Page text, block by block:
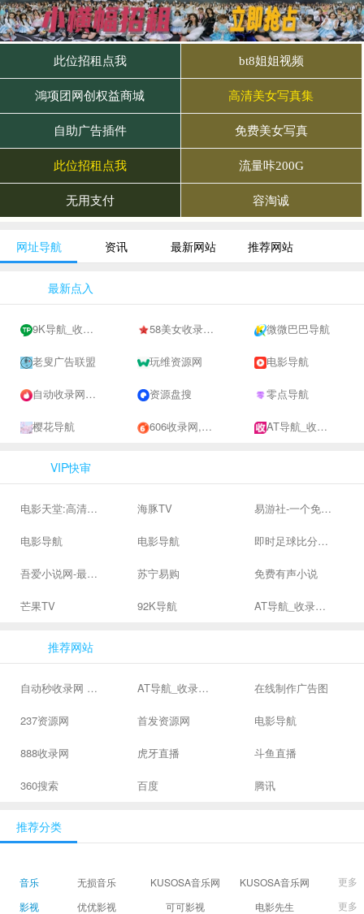
网址导航 资讯 最新网站 推荐网站
最新点入
9K导航_收录网-网址收录-网址导航-收录网站-自助广告系统 58美女收录网-自动收录网站-流量交换-自动链 微微巴巴导航
老叟广告联盟 玩维资源网 电影导航
自动收录网 - 自动秒收录-网站收录-收录网站-网址收录-秒收录 资源盘搜 零点导航
樱花导航 606收录网,免费自动秒收录网址,提供自动收录,网站导航大全源码,自动链,友情链接交换。 AT导航_收录网_免费收录网站_自动收录网_秒收录
VIP快审
电影天堂:高清电影下载,高品质生活 海豚TV 易游社-一个免费二次元游戏分享社区
电影导航 电影导航 即时足球比分直播-精准赛程赛果及角球数查询 | 让足球滚一会
吾爱小说网-最新热门免费小说阅读 苏宁易购 免费有声小说
芒果TV 92K导航 AT导航_收录网_免费收录网站_自动收录网_秒收录
推荐网站
自动秒收录网 - 自动秒收录-网站收录-收录网站-网址收录-秒收录 AT导航_收录网_免费收录网站_自动收录网_秒收录 在线制作广告图
237资源网 首发资源网 电影导航
888收录网 虎牙直播 斗鱼直播
360搜索 百度 腾讯
推荐分类
音乐 无损音乐 KUSOSA音乐网 KUSOSA音乐网
更多
影视
优优影视 可可影视 电影先生
更多